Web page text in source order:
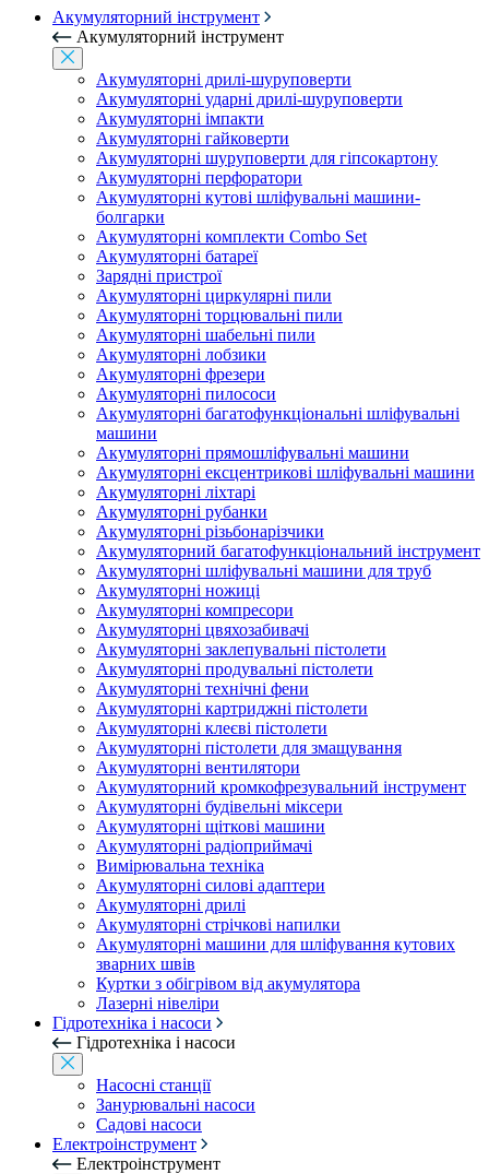
Акумуляторний інструмент
Акумуляторний інструмент
Акумуляторні дрилі-шуруповерти
Акумуляторні ударні дрилі-шуруповерти
Акумуляторні імпакти
Акумуляторні гайковерти
Акумуляторні шуруповерти для гіпсокартону
Акумуляторні перфоратори
Акумуляторні кутові шліфувальні машини-
болгарки
Акумуляторні комплекти Combo Set
Акумуляторні батареї
Зарядні пристрої
Акумуляторні циркулярні пили
Акумуляторні торцювальні пили
Акумуляторні шабельні пили
Акумуляторні лобзики
Акумуляторні фрезери
Акумуляторні пилососи
Акумуляторні багатофункціональні шліфувальні
машини
Акумуляторні прямошліфувальні машини
Акумуляторні ексцентрикові шліфувальні машини
Акумуляторні ліхтарі
Акумуляторні рубанки
Акумуляторні різьбонарізчики
Акумуляторний багатофункціональний інструмент
Акумуляторні шліфувальні машини для труб
Акумуляторні ножиці
Акумуляторні компресори
Акумуляторні цвяхозабивачі
Акумуляторні заклепувальні пістолети
Акумуляторні продувальні пістолети
Акумуляторні технічні фени
Акумуляторні картриджні пістолети
Акумуляторні клеєві пістолети
Акумуляторні пістолети для змащування
Акумуляторні вентилятори
Акумуляторний кромкофрезувальний інструмент
Акумуляторні будівельні міксери
Акумуляторні щіткові машини
Акумуляторні радіоприймачі
Вимірювальна техніка
Акумуляторні силові адаптери
Акумуляторні дрилі
Акумуляторні стрічкові напилки
Акумуляторні машини для шліфування кутових
зварних швів
Куртки з обігрівом від акумулятора
Лазерні нівеліри
Гідротехніка і насоси
Гідротехніка і насоси
Насосні станції
Занурювальні насоси
Садові насоси
Електроінструмент
Електроінструмент